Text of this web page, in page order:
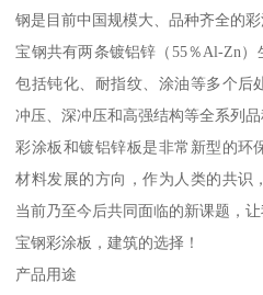
钢是目前中国规模大、品种齐全的彩
宝钢共有两条镀铝锌（55％Al-Zn
包括钝化、耐指纹、涂油等多个后
冲压、深冲压和高强结构等全系列品
彩涂板和镀铝锌板是非常新型的环
材料发展的方向，作为人类的共识
当前乃至今后共同面临的新课题，
宝钢彩涂板，建筑的选择！
产品用途